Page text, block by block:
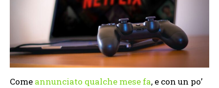
Come annunciato qualche mese fa, e con un po’